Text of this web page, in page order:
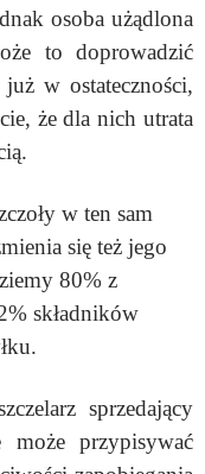
osoba użądlona
to doprowadzić
w ostateczności,
że dla nich utrata
w ten sam
się też jego
80% z
składników
sprzedający
przypisywać